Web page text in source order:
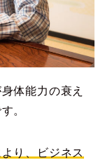
体能力の衰え
。
り、ビジネス